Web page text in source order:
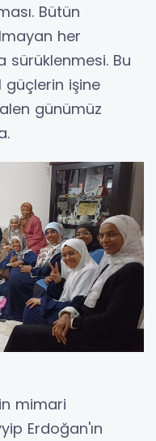
Bütün
her
sürüklenmesi. Bu
güçlerin işine
günümüz
mimari
Erdoğan'ın